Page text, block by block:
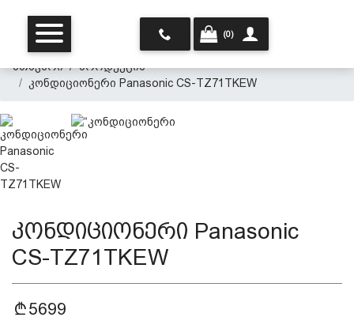
ჩვენ შესახებ
პროდუქცია
(0)
მთავარი
პროდუქცია
კონდიციონერი Panasonic CS-TZ71TKEW
კონდიციონერი Panasonic
CS-TZ71TKEW
5699